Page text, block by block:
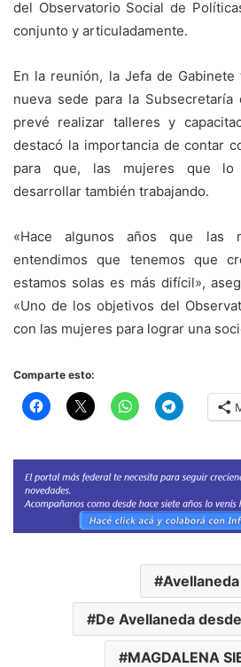
del Observatorio Social de
conjunto y articuladamente.
En la reunión, la Jefa de
nueva sede para la
prevé realizar talleres y
destacó la importancia de contar
para que, las mujeres que lo
desarrollar también trabajando.
«Hace algunos años que las
entendimos que tenemos que
estamos solas es más difícil»,
«Uno de los objetivos del
con las mujeres para lograr una
Comparte esto:
Avellaneda
De Avellaneda
MAGDALENA